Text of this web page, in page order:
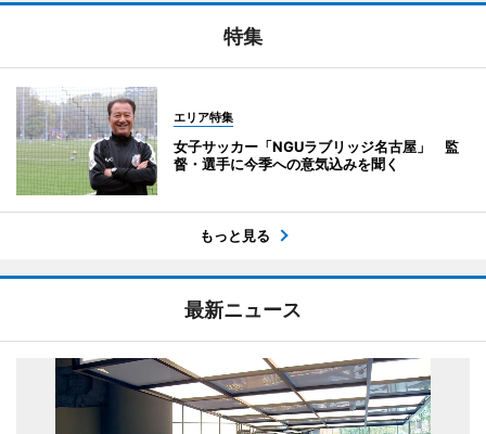
特集
エリア特集
女子サッカー「NGUラブリッジ名古屋」 監
督・選手に今季への意気込みを聞く
もっと見る
最新ニュース